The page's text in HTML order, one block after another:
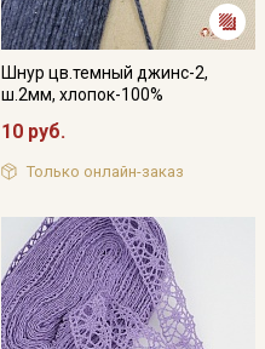
Шнур цв.темный джинс-2,
ш.2мм, хлопок-100%
10 руб.
Только онлайн-заказ